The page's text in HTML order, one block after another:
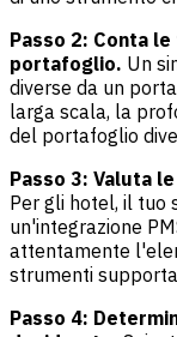
Passo 2: Conta
portafoglio. Un
diverse da un
larga scala, la
del portafoglio
Passo 3: Valuta
Per gli hotel, il tuo
un'integrazione
attentamente
strumenti
Passo 4: